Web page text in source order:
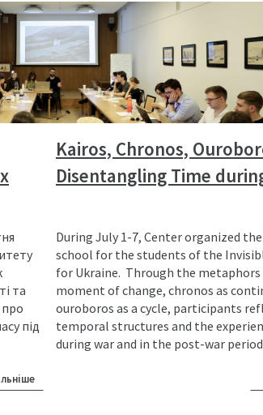
та
про
під
Kairos, Chronos,
Disentangling Time
During July 1-7, Center organized
school for the students of the
for Ukraine. Through the metaphors
moment of change, chronos as
ouroboros as a cycle, participants
temporal structures and the
during war and in the post-war